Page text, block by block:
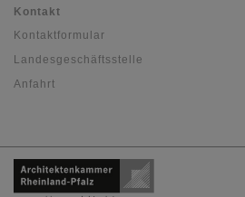
Kontakt
Kontaktformular
Landesgeschäftsstelle
Anfahrt